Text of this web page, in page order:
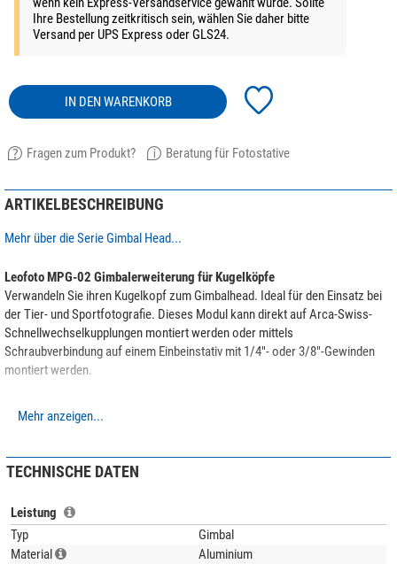
Ihre Bestellung zeitkritisch sein, wählen Sie daher bitte
Versand per UPS Express oder GLS24.
IN DEN WARENKORB
Fragen zum Produkt? Beratung für Fotostative
ARTIKELBESCHREIBUNG
Mehr über die Serie Gimbal Head...
Leofoto MPG-02 Gimbalerweiterung für Kugelköpfe
Verwandeln Sie ihren Kugelkopf zum Gimbalhead. Ideal für den Einsatz bei
der Tier- und Sportfotografie. Dieses Modul kann direkt auf Arca-Swiss-
Schnellwechselkupplungen montiert werden oder mittels
Schraubverbindung auf einem Einbeinstativ mit 1/4"- oder 3/8"-Gewinden
montiert werden.
ein Kilogramm oder sogar mehr wiegen. Und für normale Landschafts- /
Heads sind nun mal für spezielle Zwecke entwickelt.
kompatibler Schnellwechselkupplung zum Gimbal Head. Durch das geringe
Gewicht von knapp 480 Gramm und die kompakten Abmessungen passt es
in nahezu jede Fototasche oder -rucksack.
Mehr anzeigen...
TECHNISCHE DATEN
Leistung
Typ
Gimbal
Material
Aluminium